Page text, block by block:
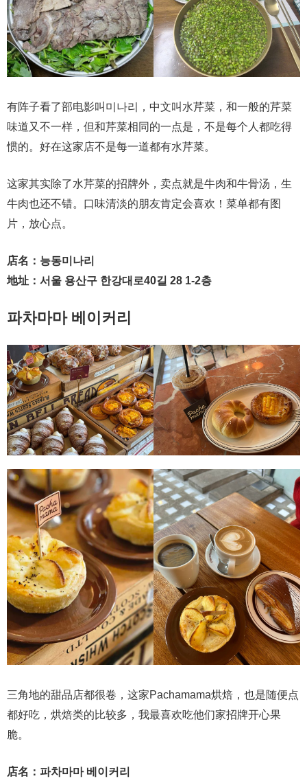
有阵子看了部电影叫미나리，中文叫水芹菜，和一般的芹菜
味道又不一样，但和芹菜相同的一点是，不是每个人都吃得
惯的。好在这家店不是每一道都有水芹菜。
这家其实除了水芹菜的招牌外，卖点就是牛肉和牛骨汤，生
牛肉也还不错。口味清淡的朋友肯定会喜欢！菜单都有图
片，放心点。
店名：능동미나리
地址：서울 용산구 한강대로40길 28 1-2층
파차마마 베이커리
三角地的甜品店都很卷，这家Pachamama烘焙，也是随便点
都好吃，烘焙类的比较多，我最喜欢吃他们家招牌开心果
脆。
店名：파차마마 베이커리